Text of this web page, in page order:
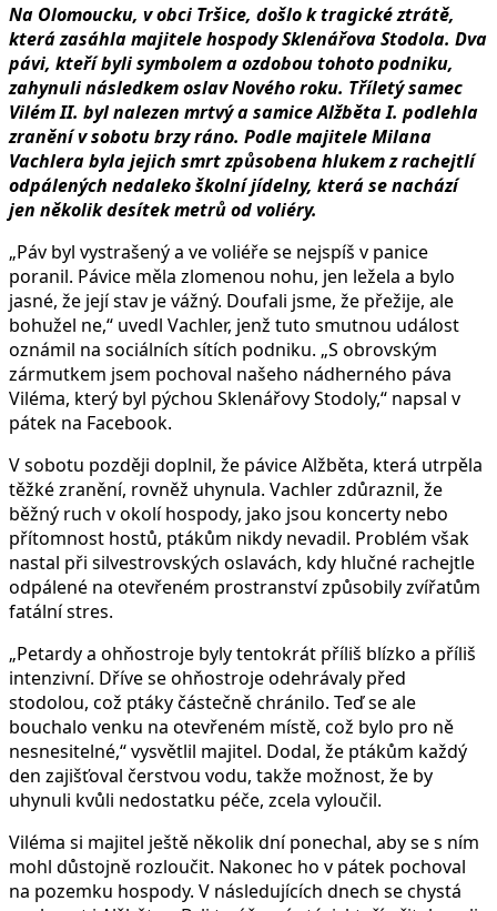
Na Olomoucku, v obci Tršice, došlo k tragické ztrátě,
která zasáhla majitele hospody Sklenářova Stodola. Dva
pávi, kteří byli symbolem a ozdobou tohoto podniku,
zahynuli následkem oslav Nového roku. Tříletý samec
Vilém II. byl nalezen mrtvý a samice Alžběta I. podlehla
zranění v sobotu brzy ráno. Podle majitele Milana
Vachlera byla jejich smrt způsobena hlukem z rachejtlí
odpálených nedaleko školní jídelny, která se nachází
jen několik desítek metrů od voliéry.
„Páv byl vystrašený a ve voliéře se nejspíš v panice
poranil. Pávice měla zlomenou nohu, jen ležela a bylo
jasné, že její stav je vážný. Doufali jsme, že přežije, ale
bohužel ne,“ uvedl Vachler, jenž tuto smutnou událost
oznámil na sociálních sítích podniku. „S obrovským
zármutkem jsem pochoval našeho nádherného páva
Viléma, který byl pýchou Sklenářovy Stodoly,“ napsal v
pátek na Facebook.
V sobotu později doplnil, že pávice Alžběta, která utrpěla
těžké zranění, rovněž uhynula. Vachler zdůraznil, že
běžný ruch v okolí hospody, jako jsou koncerty nebo
přítomnost hostů, ptákům nikdy nevadil. Problém však
nastal při silvestrovských oslavách, kdy hlučné rachejtle
odpálené na otevřeném prostranství způsobily zvířatům
fatální stres.
„Petardy a ohňostroje byly tentokrát příliš blízko a příliš
intenzivní. Dříve se ohňostroje odehrávaly před
stodolou, což ptáky částečně chránilo. Teď se ale
bouchalo venku na otevřeném místě, což bylo pro ně
nesnesitelné,“ vysvětlil majitel. Dodal, že ptákům každý
den zajišťoval čerstvou vodu, takže možnost, že by
uhynuli kvůli nedostatku péče, zcela vyloučil.
Viléma si majitel ještě několik dní ponechal, aby se s ním
mohl důstojně rozloučit. Nakonec ho v pátek pochoval
na pozemku hospody. V následujících dnech se chystá